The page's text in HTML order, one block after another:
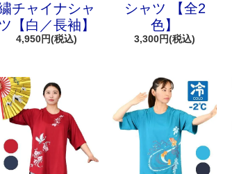
チャイナシャ
【白／長袖】
4,950円(税込)
シャツ 【全2
色】
3,300円(税込)